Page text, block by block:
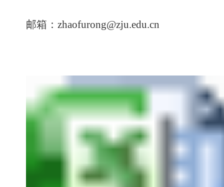
邮箱：zhaofurong@zju.edu.cn